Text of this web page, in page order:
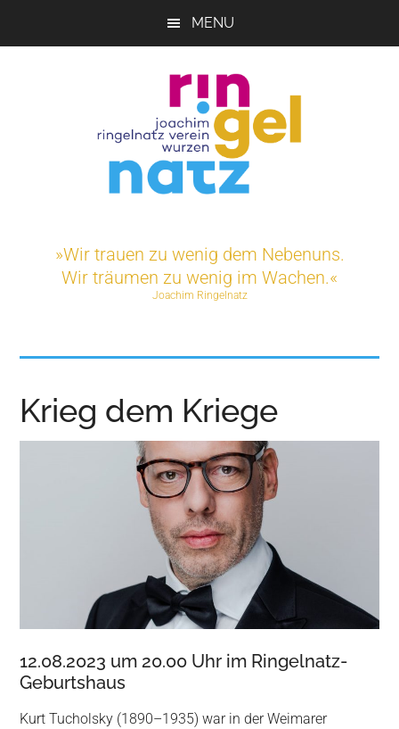
MENU
Ringelnatz-
Verein
e.V.
Projekte
in
Wurzen
»Wir trauen zu wenig dem Nebenuns.
Wir träumen zu wenig im Wachen.«
Joachim Ringelnatz
Krieg dem Kriege
12.08.2023 um 20.00 Uhr im Ringelnatz-
Geburtshaus
Kurt Tucholsky (1890–1935) war in der Weimarer